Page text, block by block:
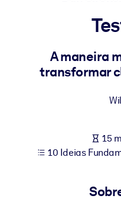
Para LMS/LXP
Leve conhecimento
Para bibliotecas
negócios confiável e
estruturado para
A maneira
transformar
15
10 Ideias